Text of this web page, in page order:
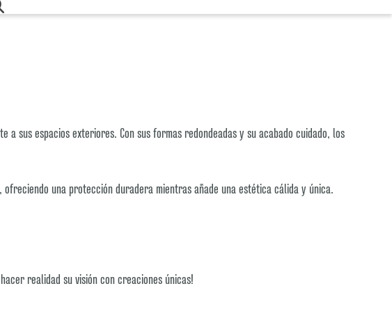
a sus espacios exteriores. Con sus formas redondeadas y su acabado cuidado, los
una protección duradera mientras añade una estética cálida y única.
realidad su visión con creaciones únicas!